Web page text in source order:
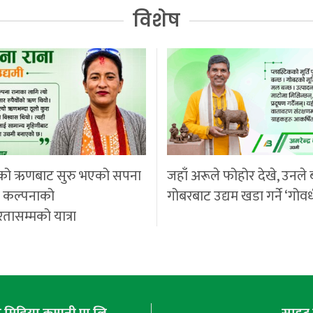
विशेष
ऋणबाट सुरु भएको सपना
यात्रा
जहाँ अरूले फोहोर देखे, उनले
गोबरबाट उद्यम खडा गर्ने